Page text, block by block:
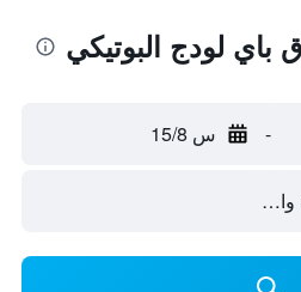
لودج البوتيكي
- س 15/8